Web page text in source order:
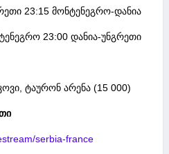
23:15 მონტენეგრო-დანია
23:00 დანია-უნგრეთი
ტაურონ არენა (15 000)
serbia-france